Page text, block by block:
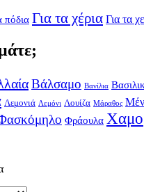
πόδια Για τα χέρια Για τα
Βάλσαμο Βανίλια
Λεμονιά Λεμόνι Λουίζα Μάραθος
Φράουλα